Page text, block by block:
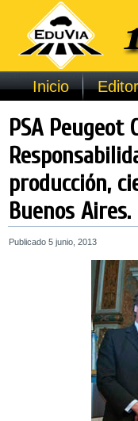
Inicio
PSA
producción,
Buenos Aires.
Publicado 5 junio, 2013